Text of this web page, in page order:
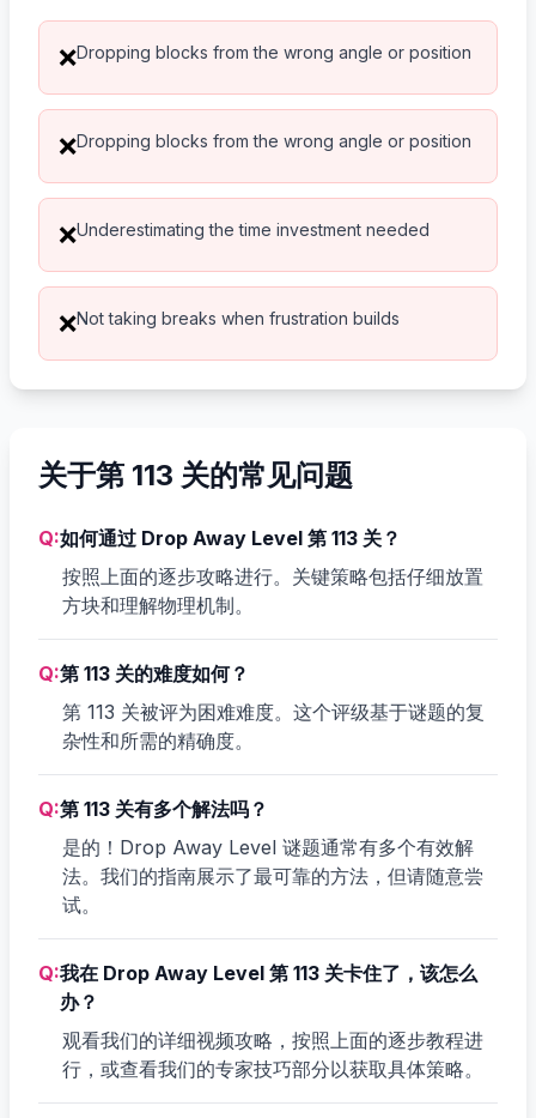
❌Dropping blocks from the wrong angle or position
❌Dropping blocks from the wrong angle or position
❌Underestimating the time investment needed
❌Not taking breaks when frustration builds
关于第 113 关的常见问题
Q:如何通过 Drop Away Level 第 113 关？
按照上面的逐步攻略进行。关键策略包括仔细放置
方块和理解物理机制。
Q:第 113 关的难度如何？
第 113 关被评为困难难度。这个评级基于谜题的复
杂性和所需的精确度。
Q:第 113 关有多个解法吗？
是的！Drop Away Level 谜题通常有多个有效解
法。我们的指南展示了最可靠的方法，但请随意尝
试。
Q:我在 Drop Away Level 第 113 关卡住了，该怎么
办？
观看我们的详细视频攻略，按照上面的逐步教程进
行，或查看我们的专家技巧部分以获取具体策略。